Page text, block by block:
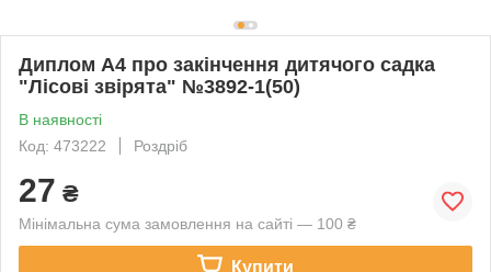
Диплом А4 про закінчення дитячого садка
"Лісові звірята" №3892-1(50)
В наявності
Код: 473222
Роздріб
27 ₴
Мінімальна сума замовлення на сайті — 100 ₴
Купити